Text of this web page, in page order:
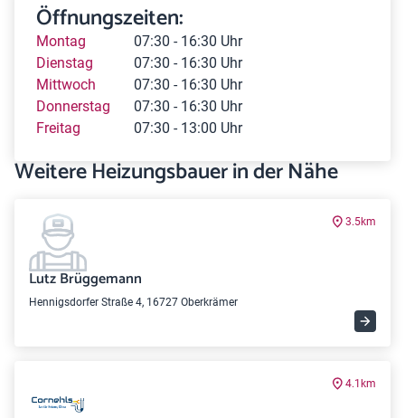
Öffnungszeiten:
Montag
07:30 - 16:30 Uhr
Dienstag
07:30 - 16:30 Uhr
Mittwoch
07:30 - 16:30 Uhr
Donnerstag
07:30 - 16:30 Uhr
Freitag
07:30 - 13:00 Uhr
Weitere Heizungsbauer in der Nähe
3.5km
Lutz Brüggemann
Hennigsdorfer Straße 4, 16727 Oberkrämer
4.1km